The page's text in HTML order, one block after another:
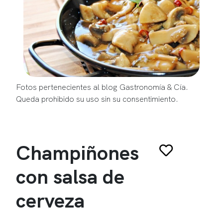
Fotos pertenecientes al blog Gastronomía & Cía.
Queda prohibido su uso sin su consentimiento.
Champiñones
con salsa de
cerveza